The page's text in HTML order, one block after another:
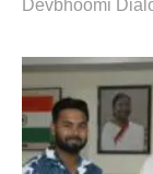
Devbhoomi